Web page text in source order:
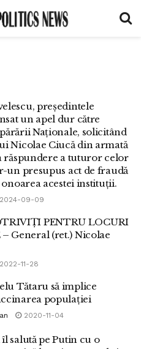
președintele
un apel dur către
Naționale, solicitând
Nicolae Ciucă din armată
răspundere a tuturor celor
un presupus act de fraudă
acestei instituții.
09-09
PENTRU LOCURI
General (ret.) Nicolae
11-28
Tătaru să implice
populației
2020-11-04
salută pe Putin cu o